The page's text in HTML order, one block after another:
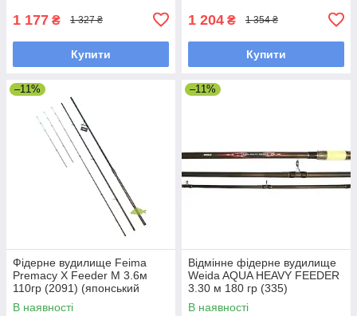
1 177 ₴ 1 327 ₴
Купити
1 204 ₴ 1 354 ₴
Купити
–11%
Фідерне вудилище Feima
Premacy X Feeder M 3.6м
110гр (2091) (японський
карбон, кільця серії «K»)
В наявності
–11%
Відмінне фідерне вудилище
Weida AQUA HEAVY FEEDER
3.30 м 180 гр (335)
В наявності